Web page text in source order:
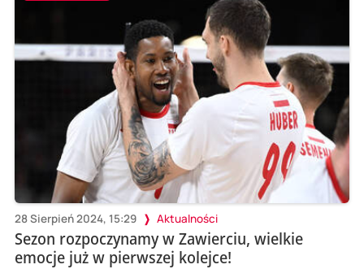
28 Sierpień 2024, 15:29 Aktualności
Sezon rozpoczynamy w Zawierciu, wielkie
emocje już w pierwszej kolejce!